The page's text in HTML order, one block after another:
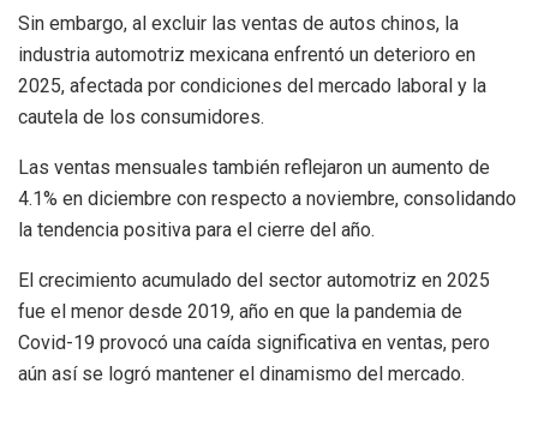
Sin embargo, al excluir las ventas de autos chinos, la
industria automotriz mexicana enfrentó un deterioro en
2025, afectada por condiciones del mercado laboral y la
cautela de los consumidores.
Las ventas mensuales también reflejaron un aumento de
4.1% en diciembre con respecto a noviembre, consolidando
la tendencia positiva para el cierre del año.
El crecimiento acumulado del sector automotriz en 2025
fue el menor desde 2019, año en que la pandemia de
Covid-19 provocó una caída significativa en ventas, pero
aún así se logró mantener el dinamismo del mercado.